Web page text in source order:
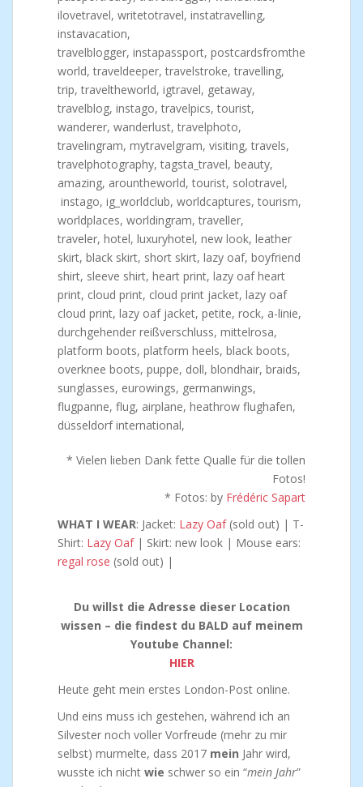
* Vielen lieben Dank fette Qualle für die tollen
Fotos!
* Fotos: by Frédéric Sapart
WHAT I WEAR: Jacket: Lazy Oaf (sold out) | T-
Shirt: Lazy Oaf | Skirt: new look | Mouse ears:
regal rose (sold out) |
Du willst die Adresse dieser Location
wissen – die findest du BALD auf meinem
Youtube Channel:
HIER
Heute geht mein erstes London-Post online.
Und eins muss ich gestehen, während ich an
Silvester noch voller Vorfreude (mehr zu mir
selbst) murmelte, dass 2017 mein Jahr wird,
wusste ich nicht wie schwer so ein “mein Jahr”